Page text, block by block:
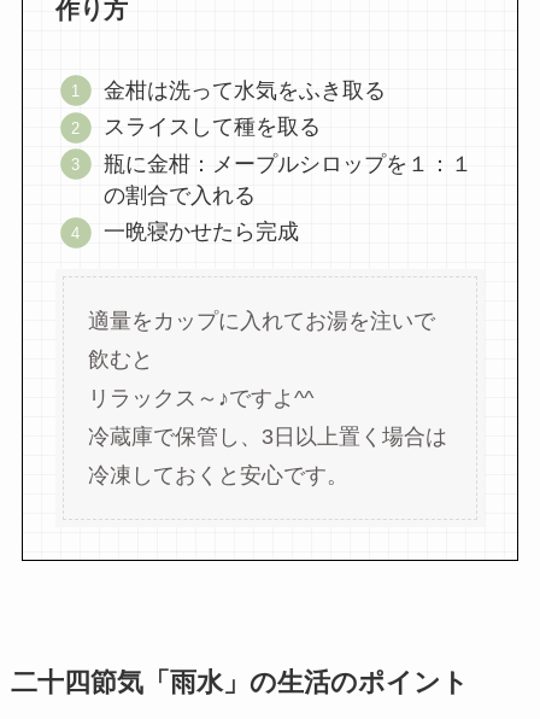
作り方
金柑は洗って水気をふき取る
スライスして種を取る
瓶に金柑：メープルシロップを１：１
の割合で入れる
一晩寝かせたら完成
適量をカップに入れてお湯を注いで
飲むと
リラックス～♪ですよ^^
冷蔵庫で保管し、3日以上置く場合は
冷凍しておくと安心です。
二十四節気「雨水」の生活のポイント